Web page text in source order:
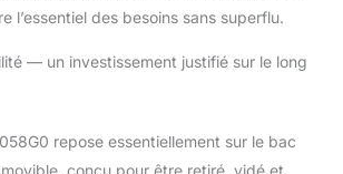
l’essentiel des besoins sans superflu.
— un investissement justifié sur le long
repose essentiellement sur le bac